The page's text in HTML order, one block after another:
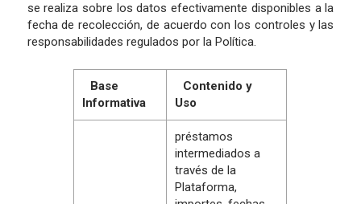
se realiza sobre los datos efectivamente disponibles a la
fecha de recolección, de acuerdo con los controles y las
responsabilidades regulados por la Política.
Base
Informativa
Contenido y
Uso
préstamos
intermediados a
través de la
Plataforma,